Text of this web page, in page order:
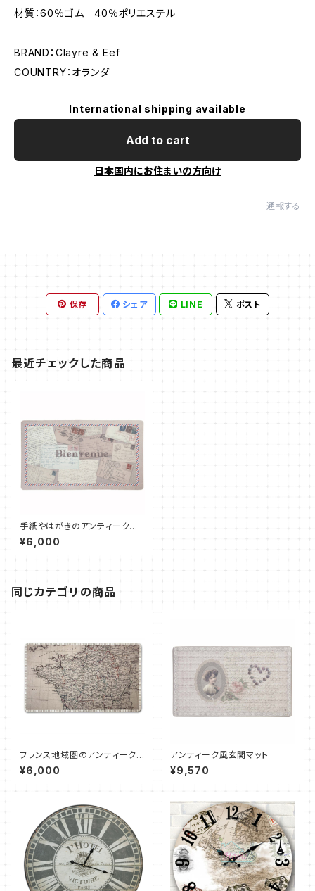
材質：60％ゴム 40％ポリエステル
BRAND：Clayre & Eef
COUNTRY：オランダ
International shipping available
Add to cart
日本国内にお住まいの方向け
通報する
保存 シェア LINE ポスト
最近チェックした商品
手紙やはがきのアンティークス
タイル玄関マット
¥6,000
同じカテゴリの商品
フランス地域圏のアンティークス
タイル玄関マット
¥6,000
アンティーク風玄関マット
¥9,570